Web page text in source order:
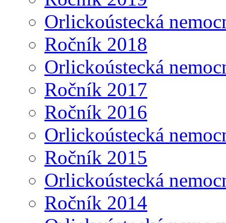
Orlickoústecká
Ročník 2018
Orlickoústecká
Ročník 2017
Ročník 2016
Orlickoústecká
Ročník 2015
Orlickoústecká
Ročník 2014